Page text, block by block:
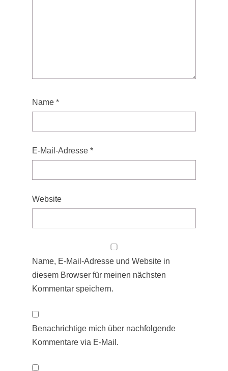
Name *
E-Mail-Adresse *
Website
Name, E-Mail-Adresse und Website in
diesem Browser für meinen nächsten
Kommentar speichern.
Benachrichtige mich über nachfolgende
Kommentare via E-Mail.